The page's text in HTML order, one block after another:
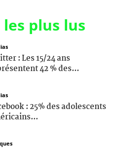
les plus lus
: Les 15/24 ans
42 % des...
: 25% des adolescents